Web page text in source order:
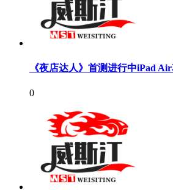
《夜店达人》首测进行中iPad
0